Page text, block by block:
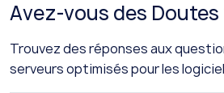
Avez-vous des Doutes
Trouvez des réponses aux
serveurs optimisés pour les